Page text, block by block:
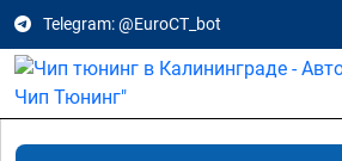
Telegram: @EuroCT_bot